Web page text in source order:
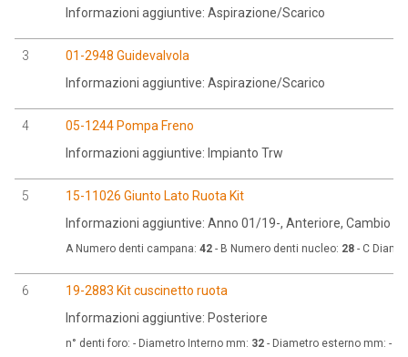
Informazioni aggiuntive: Aspirazione/Scarico
3
01-2948 Guidevalvola
Informazioni aggiuntive: Aspirazione/Scarico
4
05-1244 Pompa Freno
Informazioni aggiuntive: Impianto Trw
5
15-11026 Giunto Lato Ruota Kit
Informazioni aggiuntive: Anno 01/19-, Anteriore, Cambio
A Numero denti campana: 42 - B Numero denti nucleo: 28 - C
6
19-2883 Kit cuscinetto ruota
Informazioni aggiuntive: Posteriore
n° denti foro: - Diametro Interno mm: 32 - Diametro esterno mm: -